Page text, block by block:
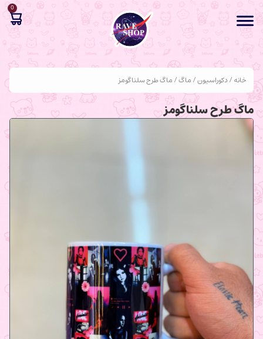
0
خانه/دکوراسیون/ماگ/ ماگ طرح سلناگومز
ماگ طرح سلناگومز